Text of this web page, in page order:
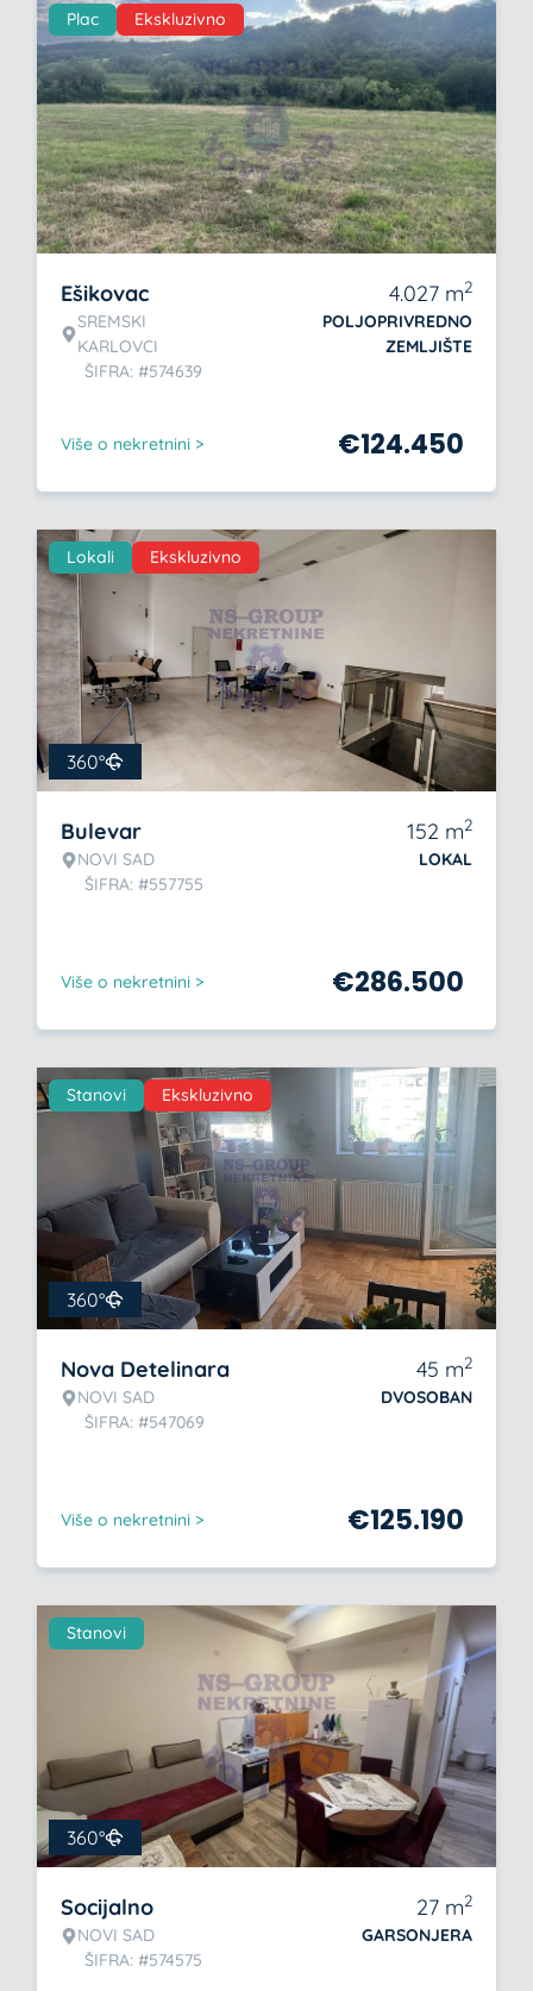
Plac Ekskluzivno
Ešikovac
SREMSKI
KARLOVCI
ŠIFRA: #574639
4.027 m2
POLJOPRIVREDNO
ZEMLJIŠTE
Više o nekretnini > €124.450
Lokali Ekskluzivno
360°
Bulevar
NOVI SAD
ŠIFRA: #557755
152 m2
LOKAL
Više o nekretnini > €286.500
Stanovi Ekskluzivno
360°
Nova Detelinara
NOVI SAD
ŠIFRA: #547069
45 m2
DVOSOBAN
Više o nekretnini > €125.190
Stanovi
360°
Socijalno
NOVI SAD
ŠIFRA: #574575
27 m2
GARSONJERA